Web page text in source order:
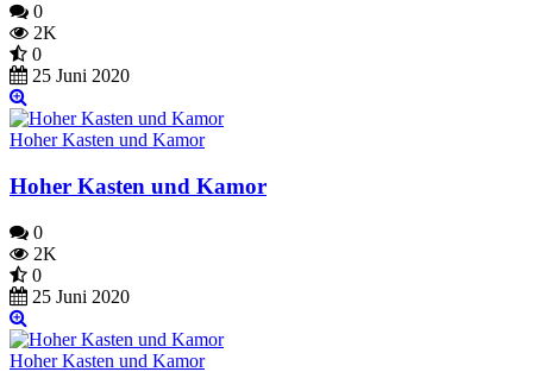
0
2K
0
25 Juni 2020
Hoher Kasten und Kamor
Hoher Kasten und Kamor
0
2K
0
25 Juni 2020
Hoher Kasten und Kamor